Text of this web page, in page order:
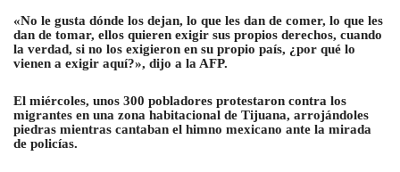
«No le gusta dónde los dejan, lo que les dan de comer, lo que les
dan de tomar, ellos quieren exigir sus propios derechos, cuando
la verdad, si no los exigieron en su propio país, ¿por qué lo
vienen a exigir aquí?», dijo a la AFP.
El miércoles, unos 300 pobladores protestaron contra los
migrantes en una zona habitacional de Tijuana, arrojándoles
piedras mientras cantaban el himno mexicano ante la mirada
de policías.